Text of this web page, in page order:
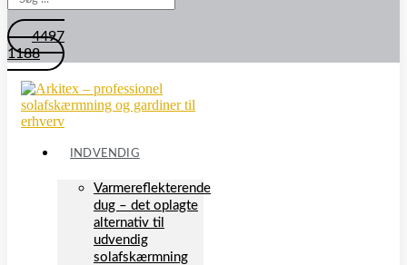
4497
1188
INDVENDIG
Varmereflekterende
dug – det oplagte
alternativ til
udvendig
solafskærmning